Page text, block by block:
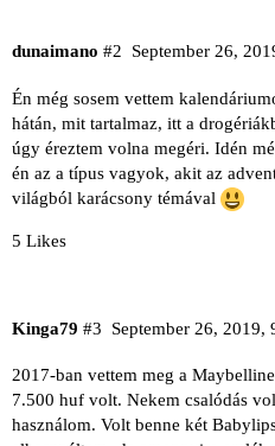
dunaimano September 26,
#2
Én még sosem vettem
hátán, mit tartalmaz, itt a
úgy éreztem volna megéri. Idén
én az a típus vagyok, akit az
világból karácsony témával
5 Likes
Kinga79 September 26, 2019,
#3
2017-ban vettem meg a
7.500 huf volt. Nekem csalódás
használom. Volt benne két